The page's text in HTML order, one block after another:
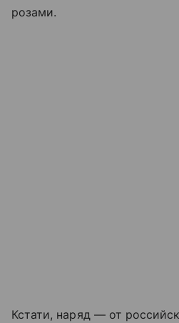
розами.
Кстати, наряд — от